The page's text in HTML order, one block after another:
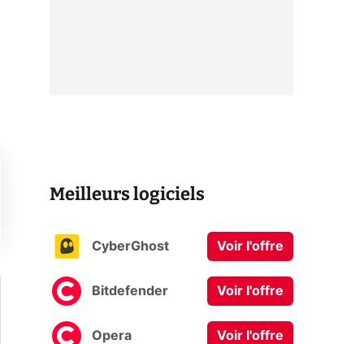
Meilleurs logiciels
CyberGhost Voir l'offre
Bitdefender Voir l'offre
Opera Voir l'offre